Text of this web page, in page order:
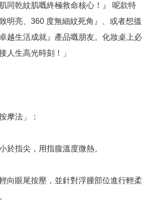
同乾紋肌嘅終極救命核心！』 呢款特
明亮、360 度無細紋死角』、或者想搵
越生活成就』產品嘅朋友。化妝桌上必
人生高光時刻！」
摩法」：
於指尖，用指腹溫度微熱。
向眼尾按壓，並針對浮腫部位進行輕柔